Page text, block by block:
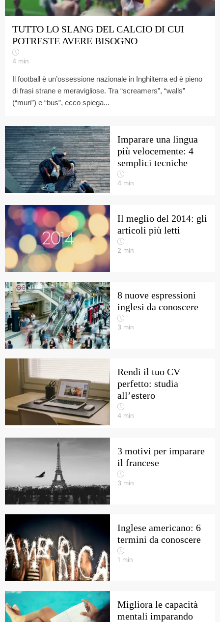
TUTTO LO SLANG DEL CALCIO DI CUI
POTRESTE AVERE BISOGNO
4 min
Il football è un’ossessione nazionale in Inghilterra ed è pieno
di frasi strane e meravigliose. Tra “screamers”, “walls”
(“muri”) e “bus”, ecco spiega...
Imparare una lingua
più velocemente: 4
semplici tecniche
4 min
Il meglio del 2014: gli
articoli più letti
2 min
8 nuove espressioni
inglesi da conoscere
3 min
Rendi il tuo CV
perfetto: studia
all’estero
4 min
3 motivi per imparare
il francese
3 min
Inglese americano: 6
termini da conoscere
1 min
Migliora le capacità
mentali imparando